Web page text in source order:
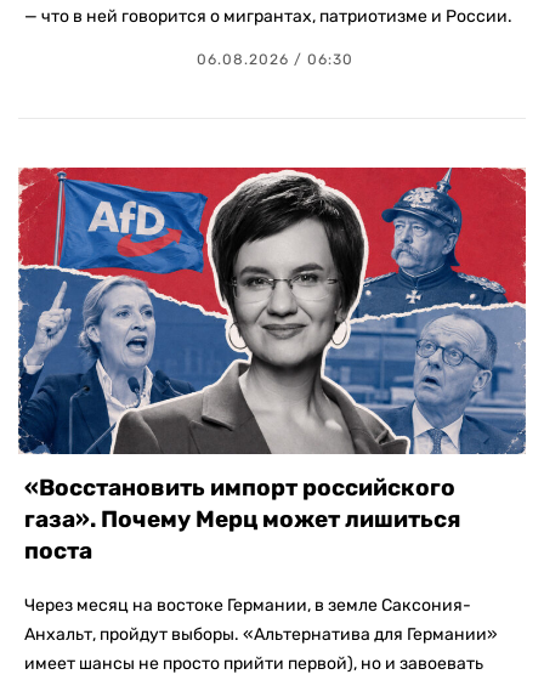
— что в ней говорится о мигрантах, патриотизме и России.
06.08.2026 / 06:30
«Восстановить импорт российского
газа». Почему Мерц может лишиться
поста
Через месяц на востоке Германии, в земле Саксония-
Анхальт, пройдут выборы. «Альтернатива для Германии»
имеет шансы не просто прийти первой), но и завоевать